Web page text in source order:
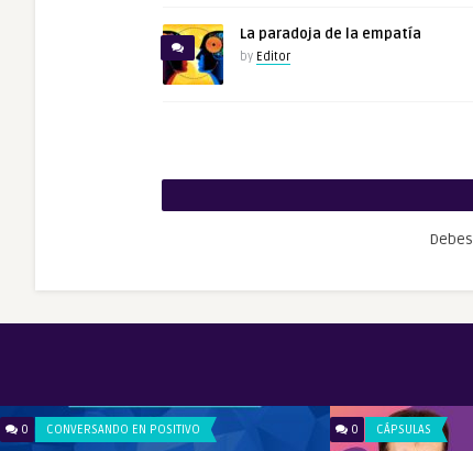
La paradoja de la empatía
by Editor
Debes
0 CONVERSANDO EN POSITIVO 0 CÁPSULAS